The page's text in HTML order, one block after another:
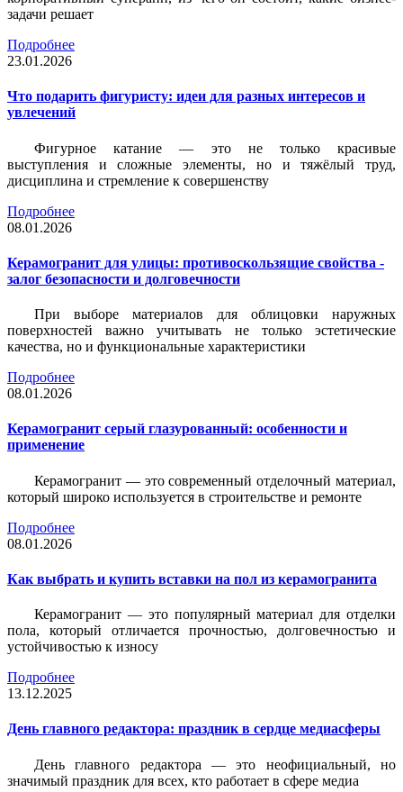
задачи решает
Подробнее
23.01.2026
Что подарить фигуристу: идеи для разных интересов и
увлечений
Фигурное катание — это не только красивые
выступления и сложные элементы, но и тяжёлый труд,
дисциплина и стремление к совершенству
Подробнее
08.01.2026
Керамогранит для улицы: противоскользящие свойства -
залог безопасности и долговечности
При выборе материалов для облицовки наружных
поверхностей важно учитывать не только эстетические
качества, но и функциональные характеристики
Подробнее
08.01.2026
Керамогранит серый глазурованный: особенности и
применение
Керамогранит — это современный отделочный материал,
который широко используется в строительстве и ремонте
Подробнее
08.01.2026
Как выбрать и купить вставки на пол из керамогранита
Керамогранит — это популярный материал для отделки
пола, который отличается прочностью, долговечностью и
устойчивостью к износу
Подробнее
13.12.2025
День главного редактора: праздник в сердце медиасферы
День главного редактора — это неофициальный, но
значимый праздник для всех, кто работает в сфере медиа